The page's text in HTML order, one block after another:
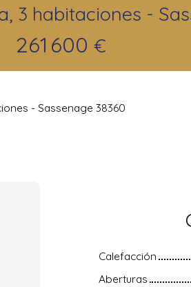
3 habitaciones -
261 600 €
- Sassenage 38360
Calefacción
Aberturas